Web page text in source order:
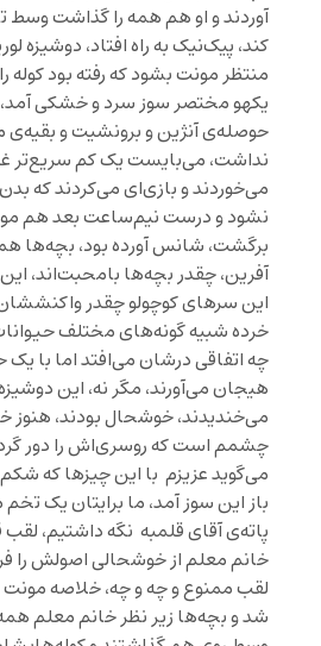
آوردند و او هم همه را گذاشت وسط
کند، پیک‌نیک به راه افتاد، دوشیزه
منتظر مونت بشود که رفته بود کوله
یکهو مختصر سوز سرد و خشکی
حوصله‌ی آنژین و برونشیت و بقیه‌ی
نداشت، می‌بایست یک کم سریع‌تر
می‌خوردند و بازی‌ای می‌کردند که
نشود و درست نیم‌ساعت بعد هم
برگشت، شانس آورده بود، بچه‌ها
آفرین، چقدر بچه‌ها بامحبت‌اند،
این سرهای کوچولو چقدر
خرده شبیه گونه‌های مختلف
چه اتفاقی درشان می‌افتد اما با یک
هیجان ‌می‌آورند، مگر نه، این
می‌خندیدند، خوشحال بودند، هنوز
چشمم است که روسری‌اش را دور
می‌گوید عزیزم با این چیزها که
باز این سوز آمد، ما برایتان یک
پاته‌ی آقای قلمبه نگه داشتیم،
خانم معلم از خوشحالی اصولش را
لقب ممنوع و چه و چه، خلاصه
شد و بچه‌ها زیر نظر خانم معلم